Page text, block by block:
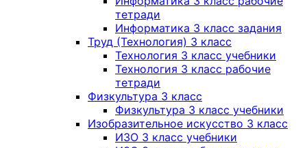
тетради
Информатика 3 класс задания
Труд (Технология) 3 класс
Технология 3 класс учебники
Технология 3 класс рабочие
тетради
Физкультура 3 класс
Физкультура 3 класс учебники
Изобразительное искусство 3 класс
ИЗО 3 класс учебники